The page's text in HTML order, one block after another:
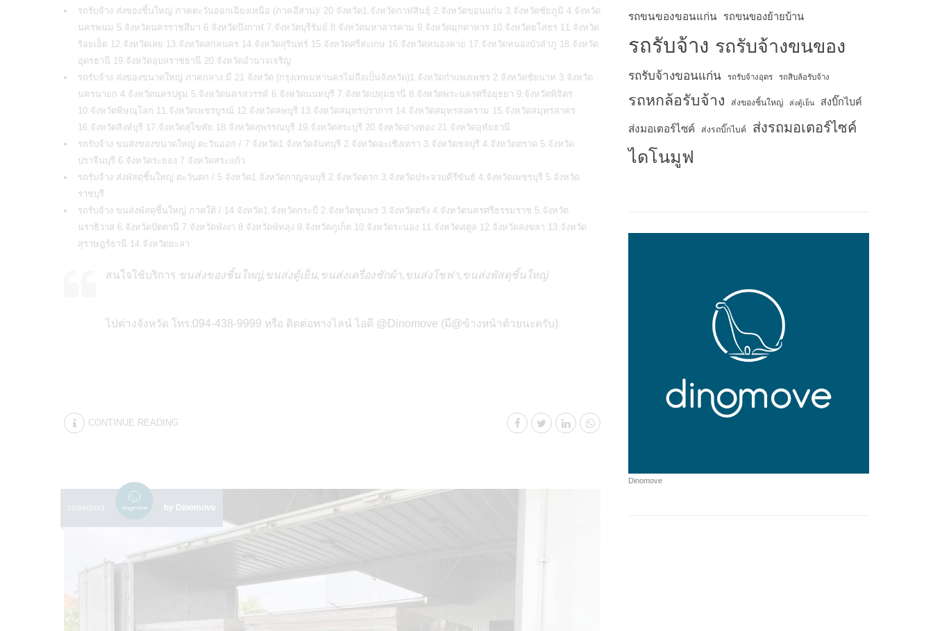
รถรับจ้าง ส่งของชิ้นใหญ่ ภาคตะวันออกเฉียงเหนือ (ภาคอีสาน)/ 20 จังหวัด1.จังหวัดกาฬสินธุ์ 2.จังหวัดขอนแก่น 3.จังหวัดชัยภูมิ 4.จังหวัด
นครพนม 5.จังหวัดนครราชสีมา 6.จังหวัดบึงกาฬ 7.จังหวัดบุรีรัมย์ 8.จังหวัดมหาสารคาม 9.จังหวัดมุกดาหาร 10.จังหวัดยโสธร 11.จังหวัด
ร้อยเอ็ด 12.จังหวัดเลย 13.จังหวัดสกลนคร 14.จังหวัดสุรินทร์ 15.จังหวัดศรีสะเกษ 16.จังหวัดหนองคาย 17.จังหวัดหนองบัวลำภู 18.จังหวัด
อุดรธานี 19.จังหวัดอุบลราชธานี 20.จังหวัดอำนาจเจริญ
รถรับจ้าง ส่งของขนาดใหญ่ ภาคกลาง มี 21 จังหวัด (กรุงเทพมหานครไม่ถือเป็นจังหวัด)1.จังหวัดกำแพงเพชร 2.จังหวัดชัยนาท 3.จังหวัด
นครนายก 4.จังหวัดนครปฐม 5.จังหวัดนครสวรรค์ 6.จังหวัดนนทบุรี 7.จังหวัดปทุมธานี 8.จังหวัดพระนครศรีอยุธยา 9.จังหวัดพิจิตร
10.จังหวัดพิษณุโลก 11.จังหวัดเพชรบูรณ์ 12.จังหวัดลพบุรี 13.จังหวัดสมุทรปราการ 14.จังหวัดสมุทรสงคราม 15.จังหวัดสมุทรสาคร
16.จังหวัดสิงห์บุรี 17.จังหวัดสุโขทัย 18.จังหวัดสุพรรณบุรี 19.จังหวัดสระบุรี 20.จังหวัดอ่างทอง 21.จังหวัดอุทัยธานี
รถรับจ้าง ขนส่งของขนาดใหญ่ ตะวันออก / 7 จังหวัด1.จังหวัดจันทบุรี 2.จังหวัดฉะเชิงเทรา 3.จังหวัดชลบุรี 4.จังหวัดตราด 5.จังหวัด
ปราจีนบุรี 6.จังหวัดระยอง 7.จังหวัดสระแก้ว
รถรับจ้าง ส่งพัสดุชิ้นใหญ่ ตะวันตก / 5 จังหวัด1.จังหวัดกาญจนบุรี 2.จังหวัดตาก 3.จังหวัดประจวบคีรีขันธ์ 4.จังหวัดเพชรบุรี 5.จังหวัด
ราชบุรี
รถรับจ้าง ขนส่งพัสดุชิ้นใหญ่ ภาคใต้ / 14 จังหวัด1.จังหวัดกระบี่ 2.จังหวัดชุมพร 3.จังหวัดตรัง 4.จังหวัดนครศรีธรรมราช 5.จังหวัด
นราธิวาส 6.จังหวัดปัตตานี 7.จังหวัดพังงา 8.จังหวัดพัทลุง 9.จังหวัดภูเก็ต 10.จังหวัดระนอง 11.จังหวัดสตูล 12.จังหวัดสงขลา 13.จังหวัด
สุราษฎร์ธานี 14.จังหวัดยะลา
สนใจใช้บริการ ขนส่งของชิ้นใหญ่,ขนส่งตู้เย็น,ขนส่งเครื่องซักผ้า,ขนส่งโซฟา,ขนส่งพัสดุชิ้นใหญ่
ไปต่างจังหวัด โทร.094-438-9999 หรือ ติดต่อทางไลน์ ไอดี @Dinomove (มี@ข้างหน้าด้วยนะครับ)
CONTINUE READING
15/04/2023 by Dinomove
รถขนของขอนแก่น รถขนของย้ายบ้าน
รถรับจ้าง รถรับจ้างขนของ
รถรับจ้างขอนแก่น รถรับจ้างอุดร รถสิบล้อรับจ้าง
รถหกล้อรับจ้าง ส่งของชิ้นใหญ่ ส่งตู้เย็น ส่งบิ๊กไบค์
ส่งมอเตอร์ไซค์ ส่งรถบิ๊กไบค์ ส่งรถมอเตอร์ไซค์
ไดโนมูฟ
Dinomove